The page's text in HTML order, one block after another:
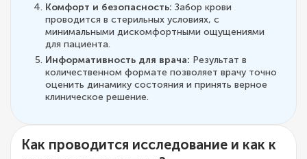
Комфорт и безопасность: Забор крови
проводится в стерильных условиях, с
минимальными дискомфортными ощущениями
для пациента.
Информативность для врача: Результат в
количественном формате позволяет врачу точно
оценить динамику состояния и принять верное
клиническое решение.
Как проводится исследование и как к